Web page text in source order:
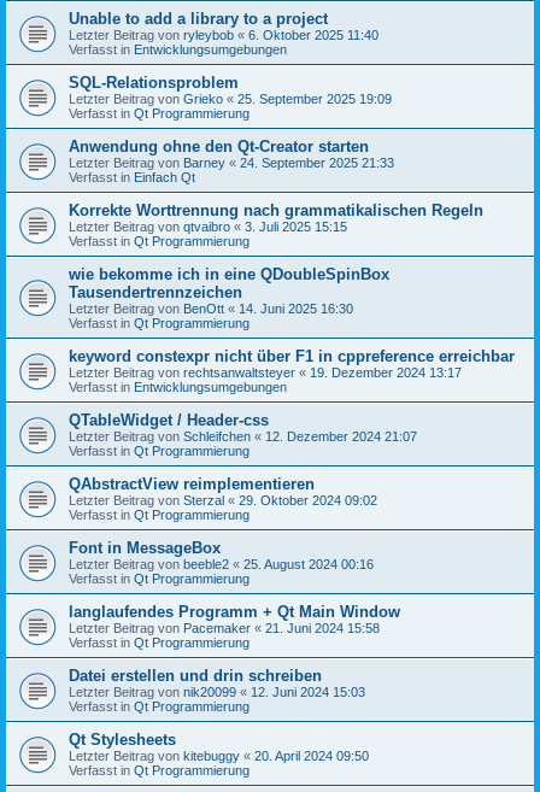
Unable to add a library to a project
Letzter Beitrag von ryleybob « 6. Oktober 2025 11:40
Verfasst in Entwicklungsumgebungen
SQL-Relationsproblem
Letzter Beitrag von Grieko « 25. September 2025 19:09
Verfasst in Qt Programmierung
Anwendung ohne den Qt-Creator starten
Letzter Beitrag von Barney « 24. September 2025 21:33
Verfasst in Einfach Qt
Korrekte Worttrennung nach grammatikalischen Regeln
Letzter Beitrag von qtvaibro « 3. Juli 2025 15:15
Verfasst in Qt Programmierung
wie bekomme ich in eine QDoubleSpinBox
Tausendertrennzeichen
Letzter Beitrag von BenOtt « 14. Juni 2025 16:30
Verfasst in Qt Programmierung
keyword constexpr nicht über F1 in cppreference erreichbar
Letzter Beitrag von rechtsanwaltsteyer « 19. Dezember 2024 13:17
Verfasst in Entwicklungsumgebungen
QTableWidget / Header-css
Letzter Beitrag von Schleifchen « 12. Dezember 2024 21:07
Verfasst in Qt Programmierung
QAbstractView reimplementieren
Letzter Beitrag von Sterzal « 29. Oktober 2024 09:02
Verfasst in Qt Programmierung
Font in MessageBox
Letzter Beitrag von beeble2 « 25. August 2024 00:16
Verfasst in Qt Programmierung
langlaufendes Programm + Qt Main Window
Letzter Beitrag von Pacemaker « 21. Juni 2024 15:58
Verfasst in Qt Programmierung
Datei erstellen und drin schreiben
Letzter Beitrag von nik20099 « 12. Juni 2024 15:03
Verfasst in Qt Programmierung
Qt Stylesheets
Letzter Beitrag von kitebuggy « 20. April 2024 09:50
Verfasst in Qt Programmierung